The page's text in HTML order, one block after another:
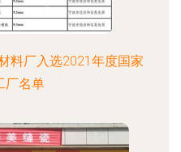
料厂入选2021年度国家
厂名单